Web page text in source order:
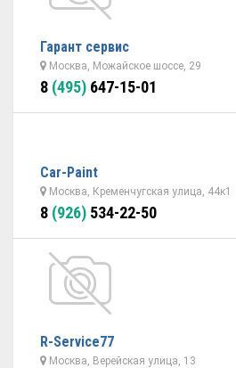
Гарант сервис
Москва, Можайское шоссе, 29
8 (495) 647-15-01
Car-Paint
Москва, Кременчугская улица, 44к1
8 (926) 534-22-50
R-Service77
Москва, Верейская улица, 13